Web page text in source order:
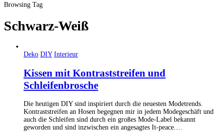
Browsing Tag
Schwarz-Weiß
Deko DIY Interieur
Kissen mit Kontraststreifen und
Schleifenbrosche
Die heutigen DIY sind inspiriert durch die neuesten Modetrends.
Kontraststreifen an Hosen begegnen mir in jedem Modegeschäft und
auch die Schleifen sind durch ein großes Mode-Label bekannt
geworden und sind inzwischen ein angesagtes It-peace.…